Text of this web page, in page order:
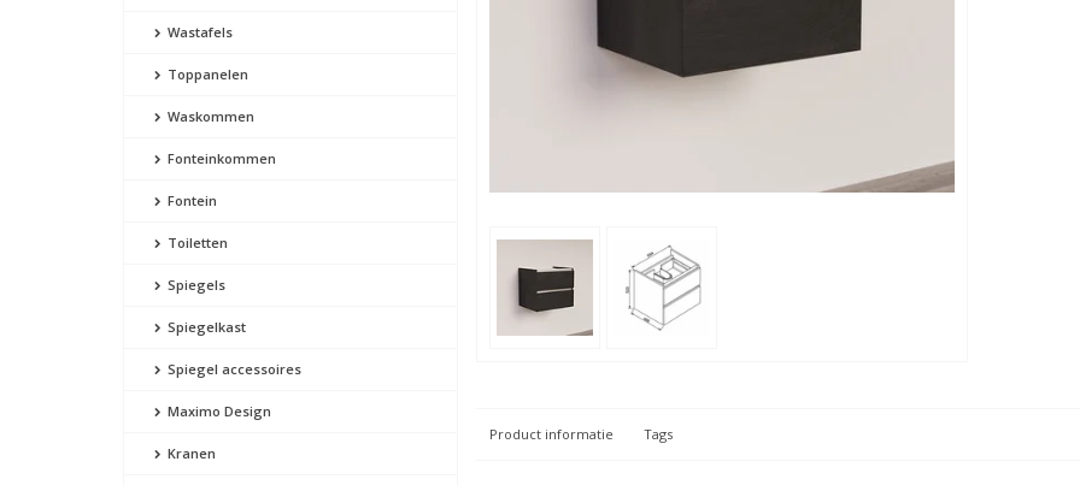
Wastafels
Toppanelen
Waskommen
Fonteinkommen
Fontein
Toiletten
Spiegels
Spiegelkast
Spiegel accessoires
Maximo Design
Kranen
Product informatie Tags